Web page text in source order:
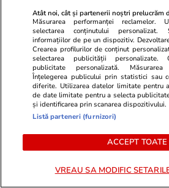
Nicușor Dan, fără nicio zi de
concediu de la începutul
mandatului. Explicațiile
Președinției
Politică
Reacția lui Ion Ceban, după ce
Ciprian Ciucu a spus că
Chișinăului știa înaintea PNL că
Atât noi, cât și partenerii noștri prelucrăm
Măsurarea performanței reclamelor.
selectarea conținutului personalizat.
informațiilor de pe un dispozitiv.
Crearea profilurilor de conținut
selectarea publicității personalizate.
publicitate personalizată.
Înțelegerea publicului prin statistici sau
diferite. Utilizarea datelor limitate pentru
de date limitate pentru a selecta
și identificarea prin scanarea dispozitivului.
Listă parteneri (furnizori)
ACCEPT TOATE
VREAU SA MODIFIC